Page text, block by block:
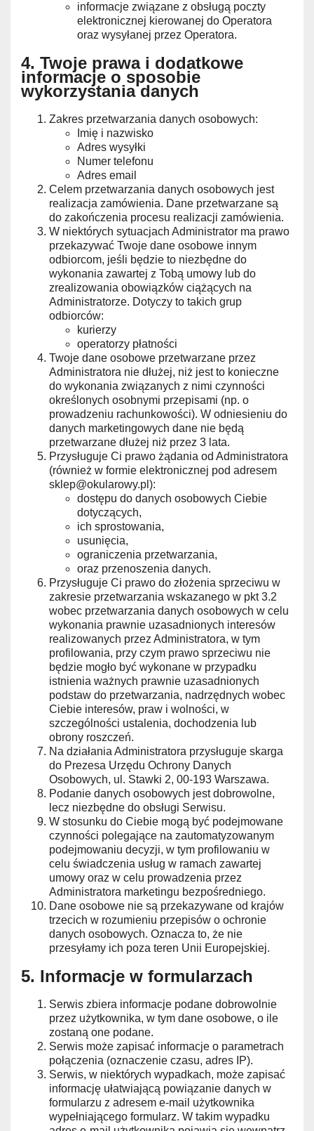
informacje związane z obsługą poczty
elektronicznej kierowanej do Operatora
oraz wysyłanej przez Operatora.
4. Twoje prawa i dodatkowe
informacje o sposobie
wykorzystania danych
Zakres przetwarzania danych osobowych:
Imię i nazwisko
Adres wysyłki
Numer telefonu
Adres email
Celem przetwarzania danych osobowych jest
realizacja zamówienia. Dane przetwarzane są
do zakończenia procesu realizacji zamówienia.
W niektórych sytuacjach Administrator ma prawo
przekazywać Twoje dane osobowe innym
odbiorcom, jeśli będzie to niezbędne do
wykonania zawartej z Tobą umowy lub do
zrealizowania obowiązków ciążących na
Administratorze. Dotyczy to takich grup
odbiorców:
kurierzy
operatorzy płatności
Twoje dane osobowe przetwarzane przez
Administratora nie dłużej, niż jest to konieczne
do wykonania związanych z nimi czynności
określonych osobnymi przepisami (np. o
prowadzeniu rachunkowości). W odniesieniu do
danych marketingowych dane nie będą
przetwarzane dłużej niż przez 3 lata.
Przysługuje Ci prawo żądania od Administratora
(również w formie elektronicznej pod adresem
sklep@okularowy.pl):
dostępu do danych osobowych Ciebie
dotyczących,
ich sprostowania,
usunięcia,
ograniczenia przetwarzania,
oraz przenoszenia danych.
Przysługuje Ci prawo do złożenia sprzeciwu w
zakresie przetwarzania wskazanego w pkt 3.2
wobec przetwarzania danych osobowych w celu
wykonania prawnie uzasadnionych interesów
realizowanych przez Administratora, w tym
profilowania, przy czym prawo sprzeciwu nie
będzie mogło być wykonane w przypadku
istnienia ważnych prawnie uzasadnionych
podstaw do przetwarzania, nadrzędnych wobec
Ciebie interesów, praw i wolności, w
szczególności ustalenia, dochodzenia lub
obrony roszczeń.
Na działania Administratora przysługuje skarga
do Prezesa Urzędu Ochrony Danych
Osobowych, ul. Stawki 2, 00-193 Warszawa.
Podanie danych osobowych jest dobrowolne,
lecz niezbędne do obsługi Serwisu.
W stosunku do Ciebie mogą być podejmowane
czynności polegające na zautomatyzowanym
podejmowaniu decyzji, w tym profilowaniu w
celu świadczenia usług w ramach zawartej
umowy oraz w celu prowadzenia przez
Administratora marketingu bezpośredniego.
Dane osobowe nie są przekazywane od krajów
trzecich w rozumieniu przepisów o ochronie
danych osobowych. Oznacza to, że nie
przesyłamy ich poza teren Unii Europejskiej.
5. Informacje w formularzach
Serwis zbiera informacje podane dobrowolnie
przez użytkownika, w tym dane osobowe, o ile
zostaną one podane.
Serwis może zapisać informacje o parametrach
połączenia (oznaczenie czasu, adres IP).
Serwis, w niektórych wypadkach, może zapisać
informację ułatwiającą powiązanie danych w
formularzu z adresem e-mail użytkownika
wypełniającego formularz. W takim wypadku